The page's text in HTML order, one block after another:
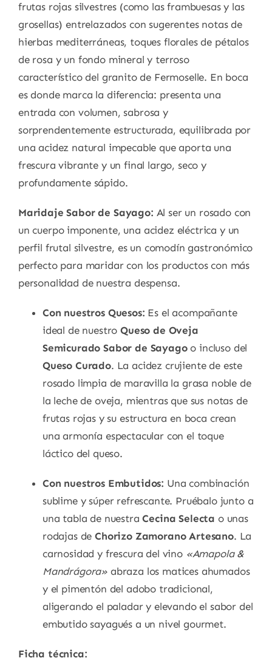
frutas rojas silvestres (como las frambuesas y las
grosellas) entrelazados con sugerentes notas de
hierbas mediterráneas, toques florales de pétalos
de rosa y un fondo mineral y terroso
característico del granito de Fermoselle. En boca
es donde marca la diferencia: presenta una
entrada con volumen, sabrosa y
sorprendentemente estructurada, equilibrada por
una acidez natural impecable que aporta una
frescura vibrante y un final largo, seco y
profundamente sápido.
Maridaje Sabor de Sayago: Al ser un rosado con
un cuerpo imponente, una acidez eléctrica y un
perfil frutal silvestre, es un comodín gastronómico
perfecto para maridar con los productos con más
personalidad de nuestra despensa.
Con nuestros Quesos: Es el acompañante
ideal de nuestroQueso de Oveja
Semicurado Sabor de Sayagoo incluso del
Queso Curado. La acidez crujiente de este
rosado limpia de maravilla la grasa noble de
la leche de oveja, mientras que sus notas de
frutas rojas y su estructura en boca crean
una armonía espectacular con el toque
láctico del queso.
Con nuestros Embutidos: Una combinación
sublime y súper refrescante. Pruébalo junto a
una tabla de nuestraCecina Selecta o unas
rodajas deChorizo Zamorano Artesano. La
carnosidad y frescura del vino «Amapola &
Mandrágora» abraza los matices ahumados
y el pimentón del adobo tradicional,
aligerando el paladar y elevando el sabor del
embutido sayagués a un nivel gourmet.
Ficha técnica: